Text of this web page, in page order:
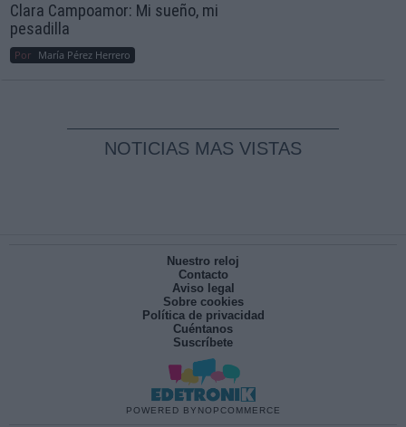
Clara Campoamor: Mi sueño, mi
pesadilla
Por María Pérez Herrero
NOTICIAS MAS VISTAS
Nuestro reloj
Contacto
Aviso legal
Sobre cookies
Política de privacidad
Cuéntanos
Suscríbete
POWERED BY NOPCOMMERCE